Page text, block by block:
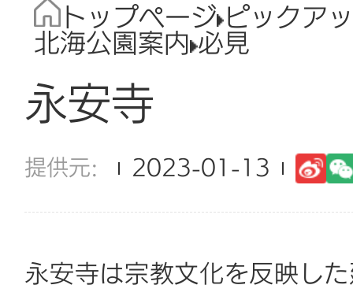
トップページ ピックア
北海公園案内 必見
永安寺
2023-01-13
永安寺は宗教文化を反映し